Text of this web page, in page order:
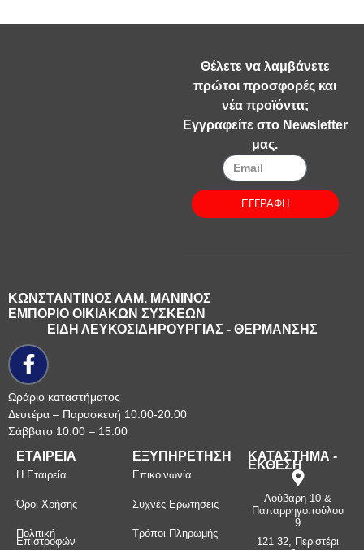
Θέλετε να λαμβάνετε
πρώτοι προσφορές και
νέα προϊόντα;
Εγγραφείτε στο Newsletter
μας.
ΕΓΓΡΑΦΗ
ΚΩΝΣΤΑΝΤΙΝΟΣ ΛΑΜ. ΜΑΝΙΝΟΣ
ΕΜΠΟΡΙΟ ΟΙΚΙΑΚΩΝ ΣΥΣΚΕΩΝ
ΕΙΔΗ ΛΕΥΚΟΣΙΔΗΡΟΥΡΓΙΑΣ - ΘΕΡΜΑΝΣΗΣ
Ωράριο καταστήματος
Δευτέρα – Παρασκευή 10.00-20.00
Σάββατο 10.00 – 15.00
ΕΤΑΙΡΕΙΑ
Η Εταιρεία
Όροι Χρήσης
Πολιτική
Επιστροφών
ΕΞΥΠΗΡΕΤΗΣΗ
Επικοινωνία
Συχνές Ερωτήσεις
Τρόποι Πληρωμής
ΚΑΤΑΣΤΗΜΑ -
ΕΚΘΕΣΗ
Λούβαρη 10 &
Παπαρρηγοπούλου
9
121 32, Περιστέρι